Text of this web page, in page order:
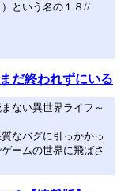
という名の１８//
だ終われずにいる
ない異世界ライフ～
なバグに引っかかっ
ームの世界に飛ばさ